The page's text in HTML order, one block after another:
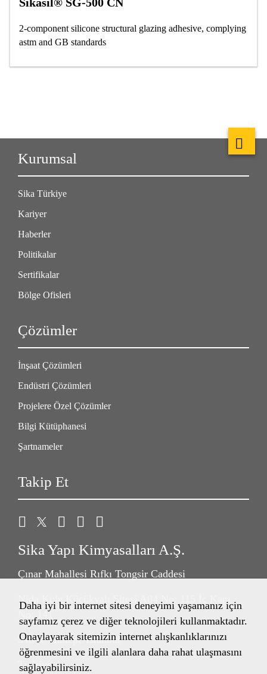
2-component silicone structural glazing adhesive, complying
astm and GB standards
Kurumsal
Sika Türkiye
Kariyer
Haberler
Politikalar
Sertifikalar
Bölge Ofisleri
Çözümler
İnşaat Çözümleri
Endüstri Çözümleri
Projelere Özel Çözümler
Bilgi Kütüphanesi
Şartnameler
Takip Et
Sika Yapı Kimyasalları A.Ş.
Çınar Mahallesi Rıfkı Tongsir Caddesi
No: 141
34841 Maltepe/İstanbul
Türkiye
Daha iyi bir internet sitesi deneyimi yaşamanız için
sayfamız çerez ve diğer teknolojileri kullanmaktadır.
Onaylayarak sitemizin internet alışkanlıklarınızı
öğrenmesini ve ilgili alanlara daha rahat ulaşmasını
sağlayabilirsiniz.